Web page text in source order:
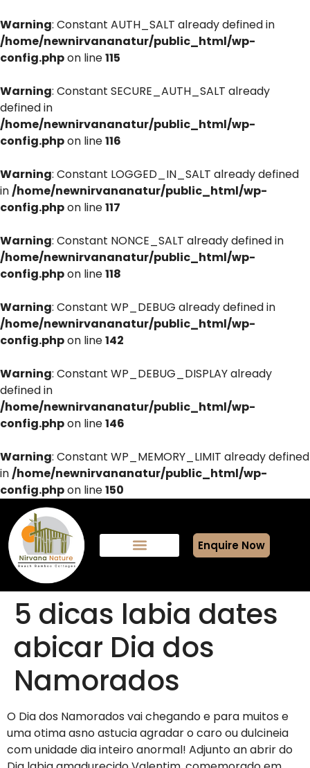
Warning: Constant AUTH_SALT already defined in
/home/newnirvananatur/public_html/wp-
config.phpon line115
Warning: Constant SECURE_AUTH_SALT already
defined in
/home/newnirvananatur/public_html/wp-
config.phpon line116
Warning: Constant LOGGED_IN_SALT already defined
in/home/newnirvananatur/public_html/wp-
config.phpon line117
Warning: Constant NONCE_SALT already defined in
/home/newnirvananatur/public_html/wp-
config.phpon line118
Warning: Constant WP_DEBUG already defined in
/home/newnirvananatur/public_html/wp-
config.phpon line142
Warning: Constant WP_DEBUG_DISPLAY already
defined in
/home/newnirvananatur/public_html/wp-
config.phpon line146
Warning: Constant WP_MEMORY_LIMIT already defined
in/home/newnirvananatur/public_html/wp-
config.phpon line150
Enquire Now
5 dicas labia dates
abicar Dia dos
Namorados
O Dia dos Namorados vai chegando e para muitos e
uma otima asno astucia agradar o caro ou dulcineia
com unidade dia inteiro anormal! Adjunto an abrir do